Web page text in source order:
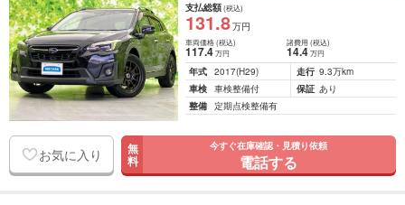
支払総額(税込)
131.8万円
車両価格(税込)
117.4万円
諸費用 (税込)
14.4 万円
年式 2017(H29) 走行 9.3万km
車検 車検整備付 保証 あり
整備 定期点検整備有
お気に入り 無
料
今すぐ在庫確認・見積り依頼
電話する